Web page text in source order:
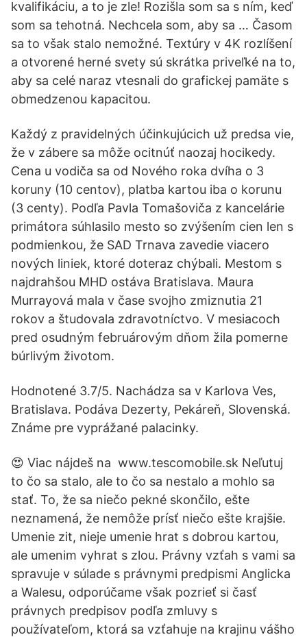
kvalifikáciu, a to je zle! Rozišla som sa s ním, keď
som sa tehotná. Nechcela som, aby sa … Časom
sa to však stalo nemožné. Textúry v 4K rozlíšení
a otvorené herné svety sú skrátka priveľké na to,
aby sa celé naraz vtesnali do grafickej pamäte s
obmedzenou kapacitou.
Každý z pravidelných účinkujúcich už predsa vie,
že v zábere sa môže ocitnúť naozaj hocikedy.
Cena u vodiča sa od Nového roka dvíha o 3
koruny (10 centov), platba kartou iba o korunu
(3 centy). Podľa Pavla Tomašoviča z kancelárie
primátora súhlasilo mesto so zvýšením cien len s
podmienkou, že SAD Trnava zavedie viacero
nových liniek, ktoré doteraz chýbali. Mestom s
najdrahšou MHD ostáva Bratislava. Maura
Murrayová mala v čase svojho zmiznutia 21
rokov a študovala zdravotníctvo. V mesiacoch
pred osudným februárovým dňom žila pomerne
búrlivým životom.
Hodnotené 3.7/5. Nachádza sa v Karlova Ves,
Bratislava. Podáva Dezerty, Pekáreň, Slovenská.
Známe pre vyprážané palacinky.
😍 Viac nájdeš na ️ www.tescomobile.sk Neľutuj
to čo sa stalo, ale to čo sa nestalo a mohlo sa
stať. To, že sa niečo pekné skončilo, ešte
neznamená, že nemôže prísť niečo ešte krajšie.
Umenie zit, nieje umenie hrat s dobrou kartou,
ale umenim vyhrat s zlou. Právny vzťah s vami sa
spravuje v súlade s právnymi predpismi Anglicka
a Walesu, odporúčame však pozrieť si časť
právnych predpisov podľa zmluvy s
používateľom, ktorá sa vzťahuje na krajinu vášho